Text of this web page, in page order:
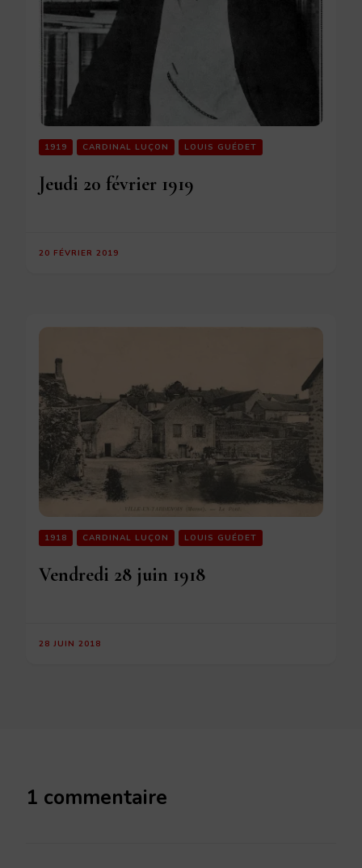
1919 CARDINAL LUÇON LOUIS GUÉDET
Jeudi 20 février 1919
20 FÉVRIER 2019
1918 CARDINAL LUÇON LOUIS GUÉDET
Vendredi 28 juin 1918
28 JUIN 2018
1 commentaire